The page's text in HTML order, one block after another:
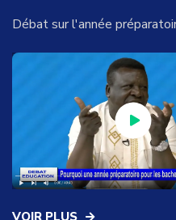
Débat sur l'année
VOIR PLUS